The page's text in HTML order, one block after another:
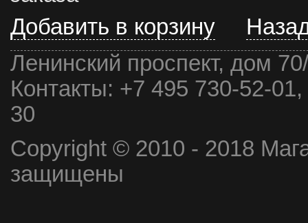
Добавить в корзину
Ленинский проспект, дом
Контакты: +7 495 730-52-
30
Copyright © 2010 - 2018
защищены